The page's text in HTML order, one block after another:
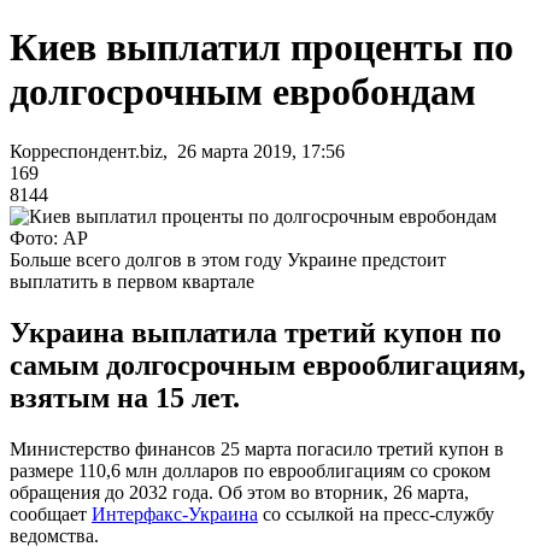
Киев выплатил проценты по
долгосрочным евробондам
Корреспондент.biz, 26 марта 2019, 17:56
169
8144
Фото: AP
Больше всего долгов в этом году Украине предстоит
выплатить в первом квартале
Украина выплатила третий купон по
самым долгосрочным еврооблигациям,
взятым на 15 лет.
Министерство финансов 25 марта погасило третий купон в
размере 110,6 млн долларов по еврооблигациям со сроком
обращения до 2032 года. Об этом во вторник, 26 марта,
сообщает Интерфакс-Украина со ссылкой на пресс-службу
ведомства.